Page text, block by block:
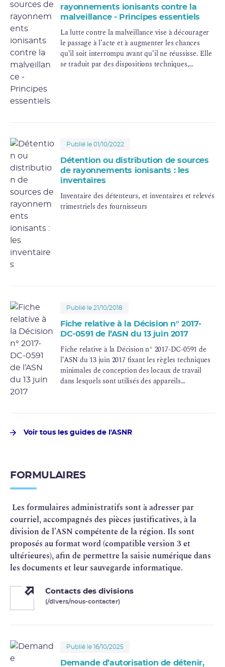
rayonnements ionisants contre la
malveillance - Principes essentiels
La lutte contre la malveillance vise à décourager
le passage à l’acte et à augmenter les chances
qu’il soit interrompu avant qu’il ne réussisse. Elle
se traduit par des dispositions techniques,
Publié le 01/10/2022
Détention ou distribution de sources
de rayonnements ionisants : les
inventaires
Inventaire des détenteurs, et inventaires et relevés
trimestriels des fournisseurs
Publié le 21/10/2018
Fiche relative à la Décision n° 2017-
DC-0591 de l’ASN du 13 juin 2017
Fiche relative à la Décision n° 2017-DC-0591 de
l’ASN du 13 juin 2017 fixant les règles techniques
minimales de conception des locaux de travail
dans lesquels sont utilisés des appareils
Voir tous les guides de l'ASNR
FORMULAIRES
Les formulaires administratifs sont à adresser par
courriel, accompagnés des pièces justificatives, à la
division de l’ASN compétente de la région. Ils sont
proposés au format word (compatible version 3 et
ultérieures), afin de permettre la saisie numérique dans
les documents et leur sauvegarde informatique.
Contacts des divisions
(/divers/nous-contacter)
Publié le 16/10/2025
Demande d’autorisation de détenir,